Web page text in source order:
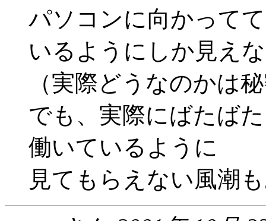
パソコンに向かって
いるようにしか見え
（実際どうなのかは
でも、実際にばたば
働いているように
見てもらえない風潮